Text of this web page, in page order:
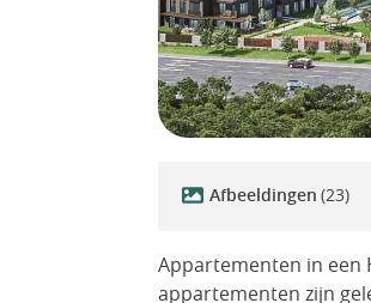
Afbeeldingen (23)
Appartementen in een
appartementen zijn